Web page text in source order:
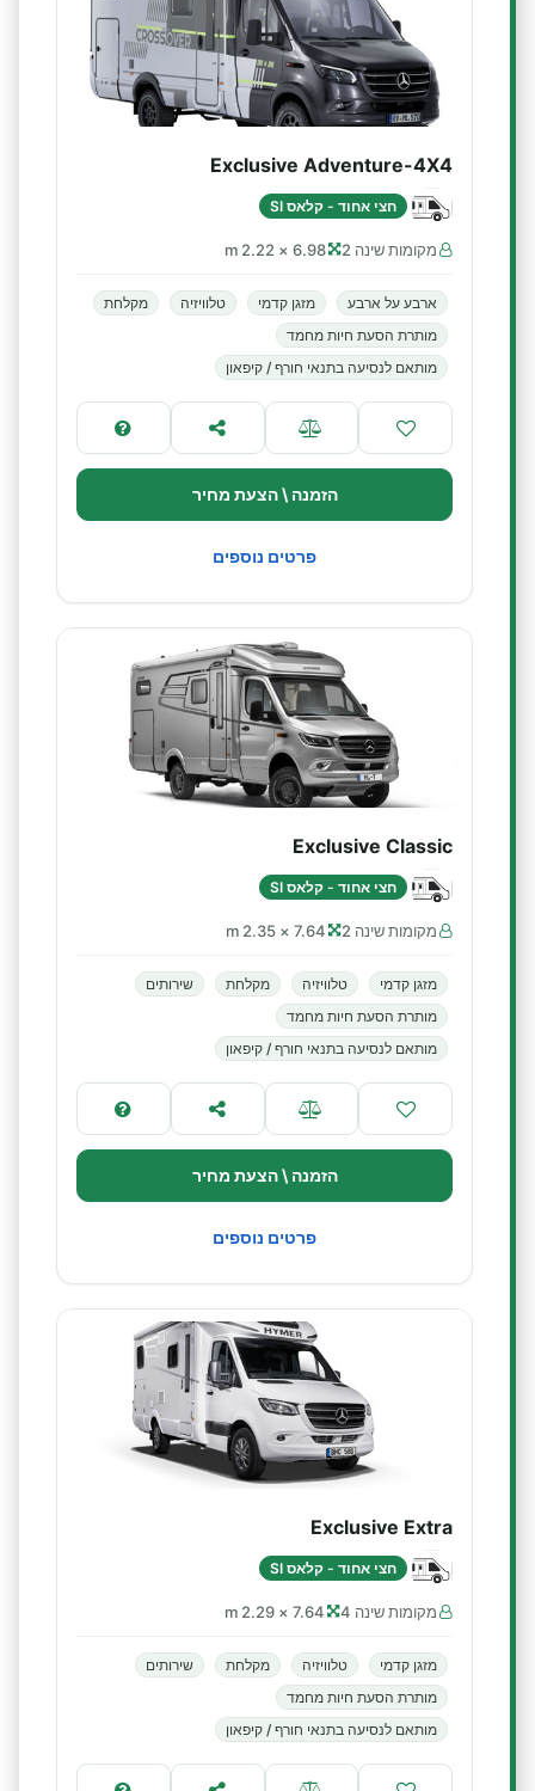
Exclusive Adventure-4X4
חצי אחוד - קלאס SI
מקומות שינה 2 6.98 × 2.22 m
ארבע על ארבע מזגן קדמי טלוויזיה
מקלחת
מותרת הסעת חיות מחמד
מותאם לנסיעה בתנאי חורף / קיפאון
הזמנה \ הצעת מחיר
פרטים נוספים
Exclusive Classic
חצי אחוד - קלאס SI
מקומות שינה 2 7.64 × 2.35 m
מזגן קדמי טלוויזיה מקלחת
שירותים
מותרת הסעת חיות מחמד
מותאם לנסיעה בתנאי חורף / קיפאון
הזמנה \ הצעת מחיר
פרטים נוספים
Exclusive Extra
חצי אחוד - קלאס SI
מקומות שינה 4 7.64 × 2.29 m
מזגן קדמי טלוויזיה מקלחת
שירותים
מותרת הסעת חיות מחמד
מותאם לנסיעה בתנאי חורף / קיפאון